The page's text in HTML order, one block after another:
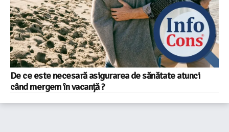
De ce este necesară asigurarea de sănătate atunci
când mergem în vacanță ?